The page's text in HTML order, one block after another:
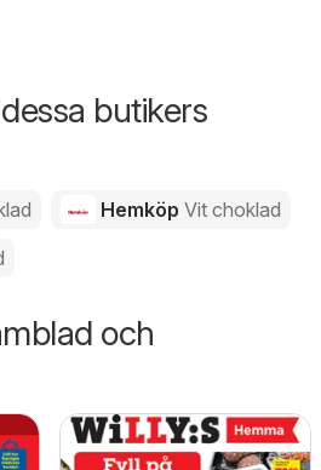
butikers
HemköpVit choklad
och